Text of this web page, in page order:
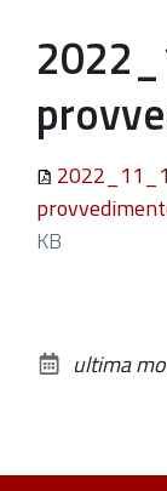
KB
documento
ultima